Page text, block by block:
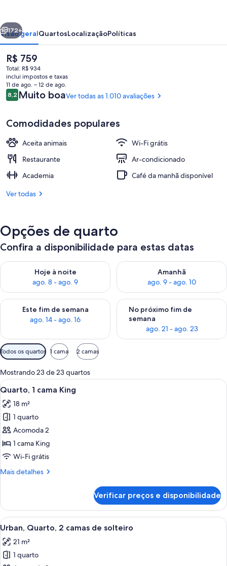
De
Triomphe
Restaurante
Próximo
172+
Visão geralQuartosLocalizaçãoPolíticas
O
preço
atual
é
R$ 759
R$ 759
Total: R$ 934
inclui impostos e taxas
11 de ago. – 12 de ago.
Avaliações
8,28,2 de 10
Muito boaVer todas as 1.010 avaliações
Comodidades populares
Aceita animais
Wi-Fi grátis
Restaurante
Ar-condicionado
Academia
Café da manhã disponível
Ver todas
Opções de quarto
Confira a disponibilidade para estas datas
Hoje à noite
ago. 8 - ago. 9
Verifica a disponibilidade para esta noite, ago. 8 - ago. 9
Amanhã
ago. 9 - ago. 10
Verifica a disponibilidade
Este fim de semana
ago. 14 - ago. 16
Verifica a disponibilidade para este fim de semana, ago. 14 -
No próximo fim de
semana
ago. 21 - ago. 23
Verifica a disponibilidade
Filtros
disponíveis
para
os
quartos
Todos os quartos 1 cama 2 camas
Mostrando 23 de 23 quartos
Carrega
todas
as
fotos
de
Quarto,
1
King
Quarto de hotel moderno com uma
10
Quarto, 1 cama King
18 m²
1 quarto
Acomoda 2
1 cama King
Wi-Fi grátis
Mais detalhes
Mais
1
cama
King
Verificar preços e disponibilidade
Carrega
todas
as
fotos
Quarto de hotel com duas camas,
10
Urban, Quarto, 2 camas de solteiro
21 m²
1 quarto